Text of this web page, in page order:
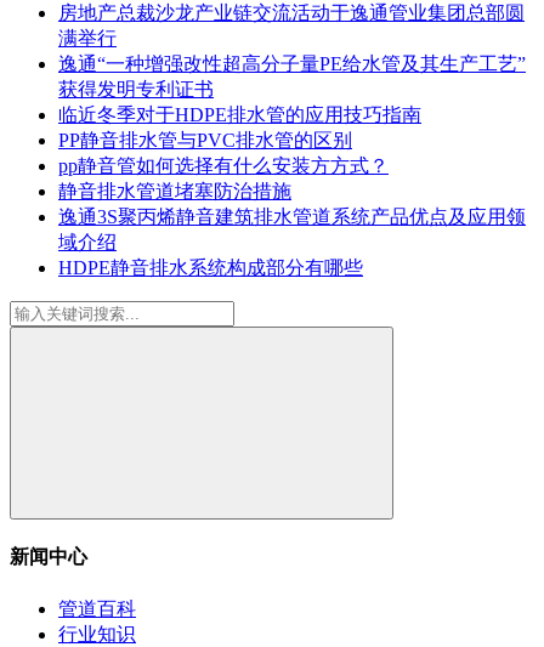
房地产总裁沙龙产业链交流活动于逸通管业集团总部圆
满举行
逸通“一种增强改性超高分子量PE给水管及其生产工艺”
获得发明专利证书
临近冬季对于HDPE排水管的应用技巧指南
PP静音排水管与PVC排水管的区别
pp静音管如何选择有什么安装方方式？
静音排水管道堵塞防治措施
逸通3S聚丙烯静音建筑排水管道系统产品优点及应用领
域介绍
HDPE静音排水系统构成部分有哪些
新闻中心
管道百科
行业知识